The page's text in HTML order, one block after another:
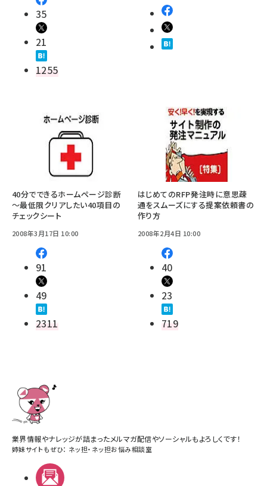
35
21
1255
40分でできるホームページ診断
～最低限クリアしたい40項目の
チェックシート
2008年3月17日 10:00
91
49
2311
はじめてのRFP――発注時に意思疎
通をスムーズにする提案依頼書の
作り方
2008年2月4日 10:00
40
23
719
業界情報やナレッジが詰まったメルマガ配信やソーシャルもよろしくです！
姉妹サイトもぜひ： ネッ担・ ネッ担お悩み相談室